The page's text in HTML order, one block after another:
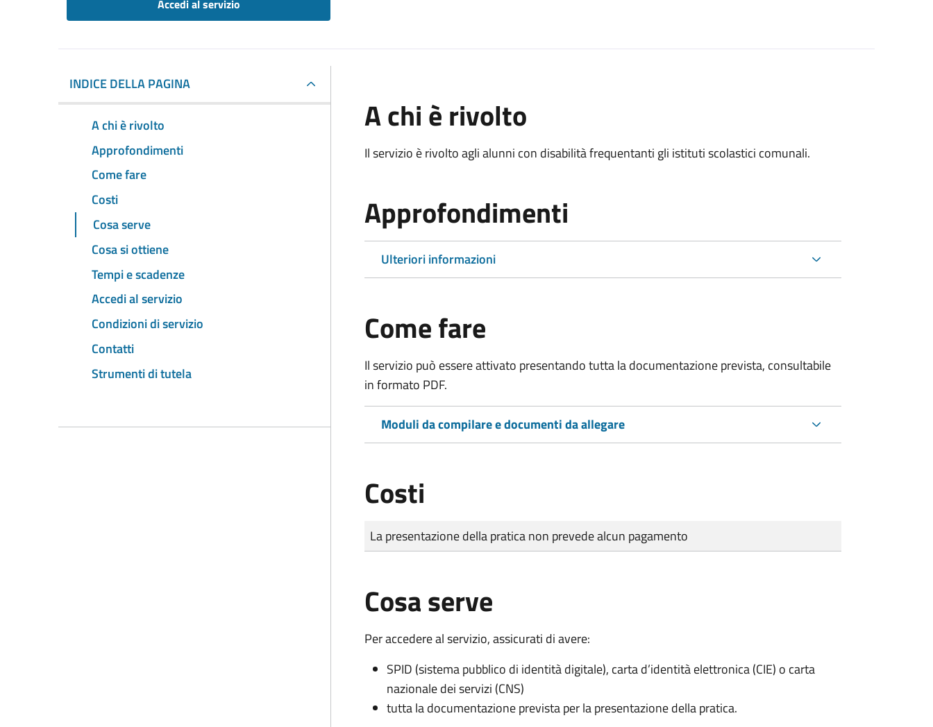
Accedi al servizio
INDICE DELLA PAGINA
A chi è rivolto
Approfondimenti
Come fare
Costi
Cosa serve
Cosa si ottiene
Tempi e scadenze
Accedi al servizio
Condizioni di servizio
Contatti
Strumenti di tutela
A chi è rivolto
Il servizio è rivolto agli alunni con disabilità frequentanti gli istituti scolastici comunali.
Approfondimenti
Ulteriori informazioni
Come fare
Il servizio può essere attivato presentando tutta la documentazione prevista, consultabile
in formato PDF.
Moduli da compilare e documenti da allegare
Costi
Tipo di pagamento
Importo
La presentazione della pratica non prevede alcun pagamento
Cosa serve
Per accedere al servizio, assicurati di avere:
SPID (sistema pubblico di identità digitale), carta d’identità elettronica (CIE) o carta
nazionale dei servizi (CNS)
tutta la documentazione prevista per la presentazione della pratica.